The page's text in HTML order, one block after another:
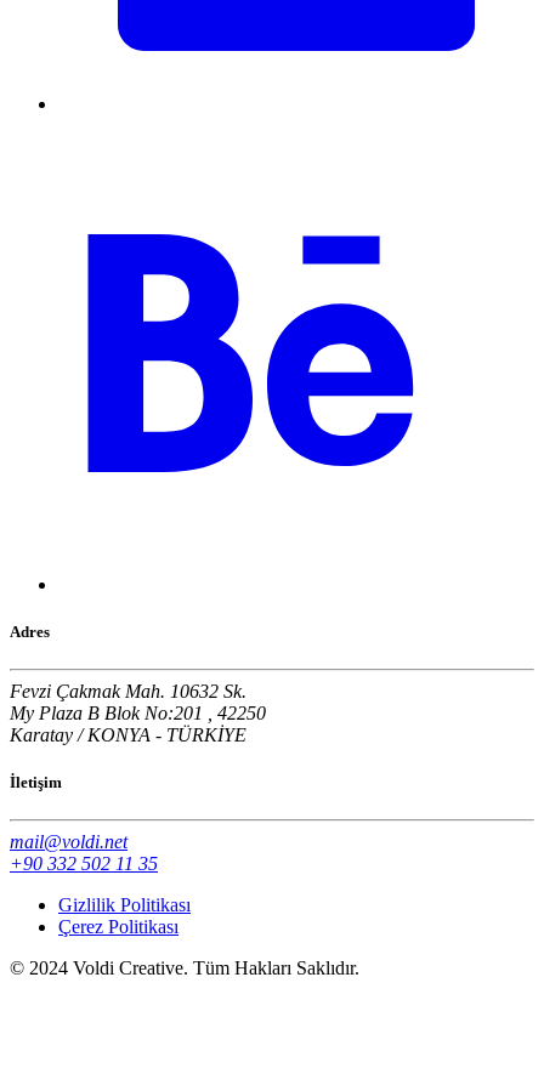
Adres
Fevzi Çakmak Mah. 10632 Sk.
My Plaza B Blok No:201 , 42250
Karatay / KONYA - TÜRKİYE
İletişim
mail@voldi.net
+90 332 502 11 35
Gizlilik Politikası
Çerez Politikası
© 2024 Voldi Creative. Tüm Hakları Saklıdır.